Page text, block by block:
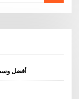
أفضل وسطاء